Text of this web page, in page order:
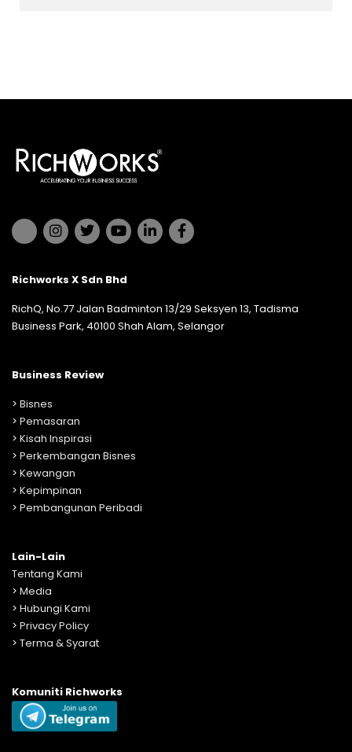
Richworks X Sdn Bhd
RichQ, No.77 Jalan Badminton 13/29 Seksyen 13, Tadisma
Business Park, 40100 Shah Alam, Selangor
Business Review
> Bisnes
> Pemasaran
> Kisah Inspirasi
> Perkembangan Bisnes
> Kewangan
> Kepimpinan
> Pembangunan Peribadi
Lain-Lain
Tentang Kami
> Media
> Hubungi Kami
> Privacy Policy
> Terma & Syarat
Komuniti Richworks